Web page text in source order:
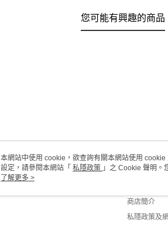
您可能有興趣的商品
關於我們
商店簡介
私隱政策及
本網站中使用 cookie，欲查詢有關本網站使用
設定，請參閱本網站「 私隱政策 」之 Cookie 聲明。
用 cookie。
了解更多 >